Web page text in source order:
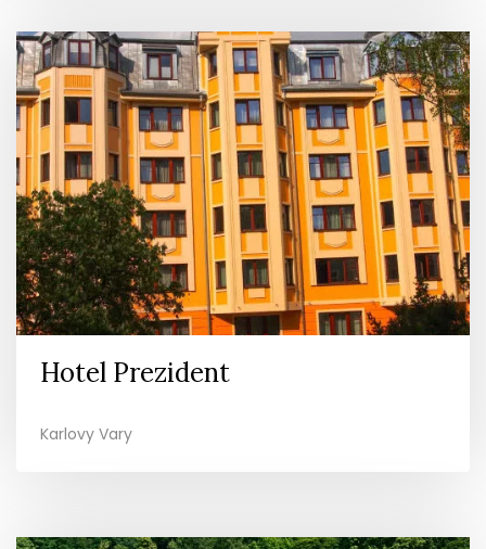
Hotel Prezident
Karlovy Vary